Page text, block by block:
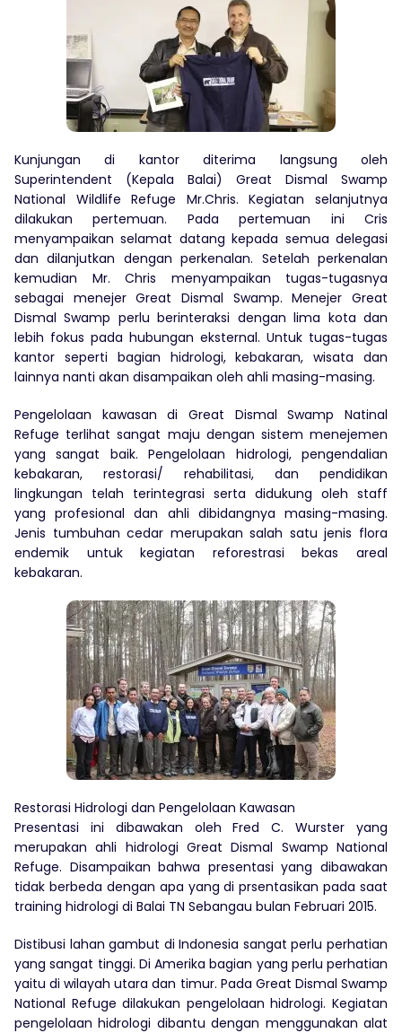
Kunjungan di kantor diterima langsung oleh
Superintendent (Kepala Balai) Great Dismal Swamp
National Wildlife Refuge Mr.Chris. Kegiatan selanjutnya
dilakukan pertemuan. Pada pertemuan ini Cris
menyampaikan selamat datang kepada semua delegasi
dan dilanjutkan dengan perkenalan. Setelah perkenalan
kemudian Mr. Chris menyampaikan tugas-tugasnya
sebagai menejer Great Dismal Swamp. Menejer Great
Dismal Swamp perlu berinteraksi dengan lima kota dan
lebih fokus pada hubungan eksternal. Untuk tugas-tugas
kantor seperti bagian hidrologi, kebakaran, wisata dan
lainnya nanti akan disampaikan oleh ahli masing-masing.
Pengelolaan kawasan di Great Dismal Swamp Natinal
Refuge terlihat sangat maju dengan sistem menejemen
yang sangat baik. Pengelolaan hidrologi, pengendalian
kebakaran, restorasi/ rehabilitasi, dan pendidikan
lingkungan telah terintegrasi serta didukung oleh staff
yang profesional dan ahli dibidangnya masing-masing.
Jenis tumbuhan cedar merupakan salah satu jenis flora
endemik untuk kegiatan reforestrasi bekas areal
kebakaran.
Restorasi Hidrologi dan Pengelolaan Kawasan
Presentasi ini dibawakan oleh Fred C. Wurster yang
merupakan ahli hidrologi Great Dismal Swamp National
Refuge. Disampaikan bahwa presentasi yang dibawakan
tidak berbeda dengan apa yang di prsentasikan pada saat
training hidrologi di Balai TN Sebangau bulan Februari 2015.
Distibusi lahan gambut di Indonesia sangat perlu perhatian
yang sangat tinggi. Di Amerika bagian yang perlu perhatian
yaitu di wilayah utara dan timur. Pada Great Dismal Swamp
National Refuge dilakukan pengelolaan hidrologi. Kegiatan
pengelolaan hidrologi dibantu dengan menggunakan alat